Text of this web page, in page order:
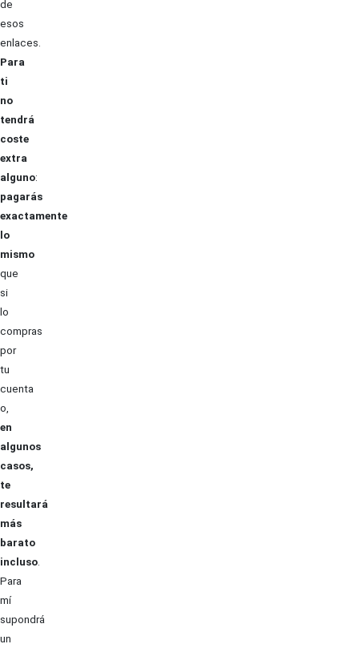
de
esos
enlaces.
Para
ti
no
tendrá
coste
extra
alguno:
pagarás
exactamente
lo
mismo
que
si
lo
compras
por
tu
cuenta
o,
en
algunos
casos,
te
resultará
más
barato
incluso
Para
mí
supondrá
un